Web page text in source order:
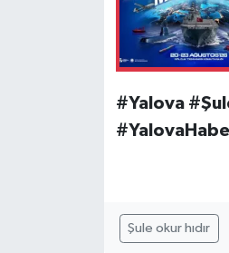
#Yalova
Şule okur hıdır